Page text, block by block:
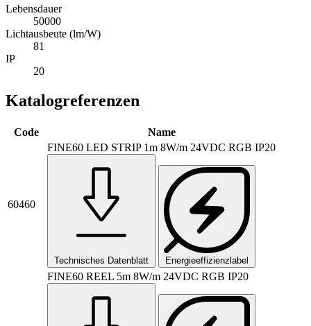
Lebensdauer
50000
Lichtausbeute (lm/W)
81
IP
20
Katalogreferenzen
Code Name
60460
FINE60 LED STRIP 1m 8W/m 24VDC RGB IP20
Technisches Datenblatt Energieeffizienzlabel
FINE60 REEL 5m 8W/m 24VDC RGB IP20